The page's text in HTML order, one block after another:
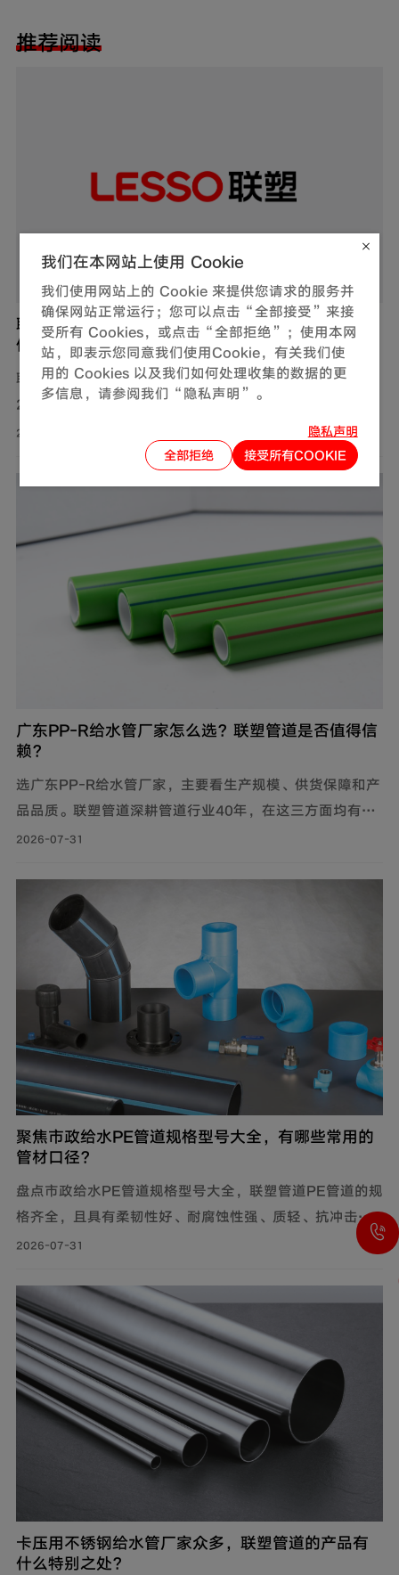
推荐阅读
联塑管道市政给水管生产厂家联系电话是多少？如
何获取产品报价？
联塑管道市政给水管生产厂家联系电话为400-168-
2128，通过该热线可以直接获取产品报价、技术参数及供
货信息。此外，还可通过官网及微信公众号获取产品报价
2026-07-31
广东PP-R给水管厂家怎么选？联塑管道是否值得信
赖？
选广东PP-R给水管厂家，主要看生产规模、供货保障和产
品品质。联塑管道深耕管道行业40年，在这三方面均有可
靠表现，是值得信赖的选择。
2026-07-31
聚焦市政给水PE管道规格型号大全，有哪些常用的
管材口径？
盘点市政给水PE管道规格型号大全，联塑管道PE管道的规
格齐全，且具有柔韧性好、耐腐蚀性强、质轻、抗冲击性
能优良等特点，广泛应用于市政供水系统、建筑给水系统
（dn20-dn110）用于支管及小区给水，大口径（dn125-
dn1600）用于市政主干管。
2026-07-31
卡压用不锈钢给水管厂家众多，联塑管道的产品有
什么特别之处？
我们在本网站上使用 Cookie
我们使用网站上的 Cookie 来提供您请求的服务并
确保网站正常运行；您可以点击“全部接受”来接
受所有 Cookies，或点击“全部拒绝”；使用本网
站，即表示您同意我们使用Cookie，有关我们使
用的 Cookies 以及我们如何处理收集的数据的更
多信息，请参阅我们“隐私声明”。
隐私声明
全部拒绝
接受所有COOKIE